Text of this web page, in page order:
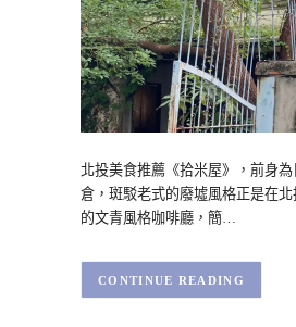
北投美食推薦《拾米屋》，前身
倉，斑駁老式的廢墟風格正是在
的文青風格咖啡廳，簡…
CONTINUE READING